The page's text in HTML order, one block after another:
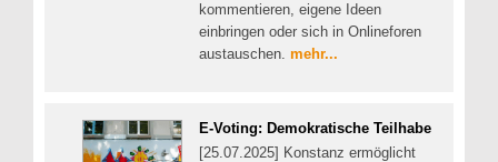
kommentieren, eigene Ideen
einbringen oder sich in Onlineforen
austauschen. mehr...
E-Voting: Demokratische Teilhabe
[25.07.2025] Konstanz ermöglicht